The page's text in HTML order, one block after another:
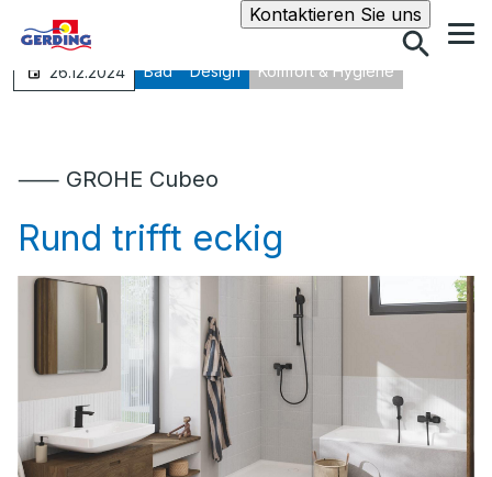
Kontaktieren Sie unsSuche
26.12.2024 Bad Design Komfort & Hygiene
⸺ GROHE Cubeo
Rund trifft eckig